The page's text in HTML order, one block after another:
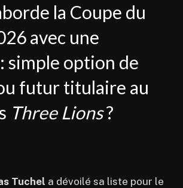
la Coupe du
avec une
simple option de
futur titulaire au
Three Lions?
Tuchel a dévoilé sa liste pour le